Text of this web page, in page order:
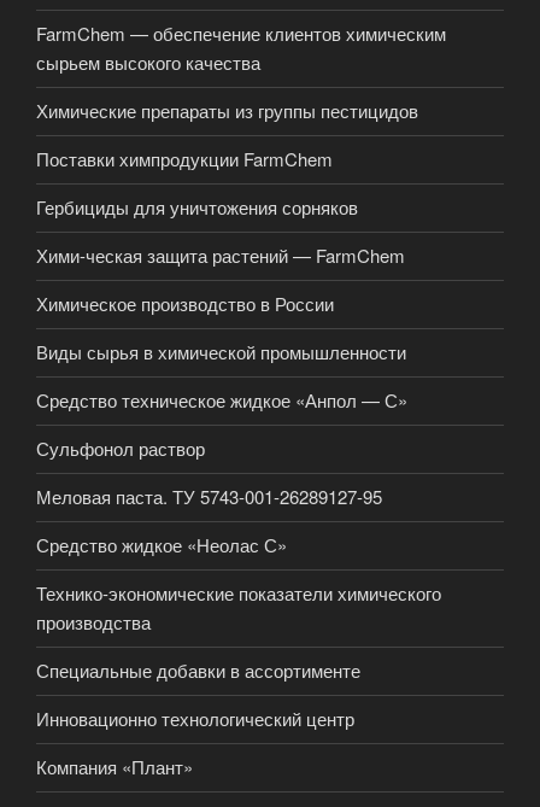
FarmChem — обеспечение клиентов химическим
сырьем высокого качества
Химические препараты из группы пестицидов
Поставки химпродукции FarmChem
Гербициды для уничтожения сорняков
Хими-ческая защита растений — FarmChem
Химическое производство в России
Виды сырья в химической промышленности
Средство техническое жидкое «Анпол — С»
Сульфонол раствор
Меловая паста. ТУ 5743-001-26289127-95
Средство жидкое «Неолас С»
Технико-экономические показатели химического
производства
Специальные добавки в ассортименте
Инновационно технологический центр
Компания «Плант»